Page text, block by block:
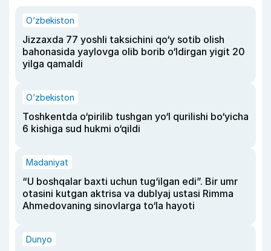
O‘zbekiston
Jizzaxda 77 yoshli taksichini qo‘y sotib olish
bahonasida yaylovga olib borib o‘ldirgan yigit 20
yilga qamaldi
O‘zbekiston
Toshkentda o‘pirilib tushgan yo‘l qurilishi bo‘yicha
6 kishiga sud hukmi o‘qildi
Madaniyat
“U boshqalar baxti uchun tug‘ilgan edi”. Bir umr
otasini kutgan aktrisa va dublyaj ustasi Rimma
Ahmedovaning sinovlarga to‘la hayoti
Dunyo